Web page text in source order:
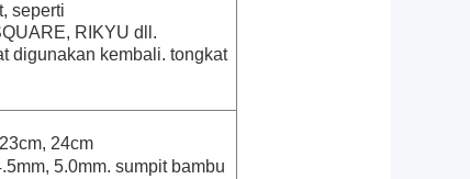
seperti
RIKYU dll.
digunakan kembali. tongkat
24cm
5.0mm. sumpit bambu